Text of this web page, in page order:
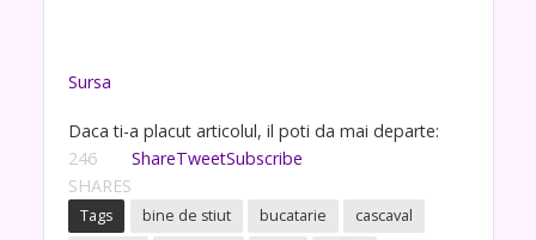
Sursa
Daca ti-a placut articolul, il poti da mai departe:
246
SHARES
ShareTweetSubscribe
Tags bine de stiut bucatarie
cascaval